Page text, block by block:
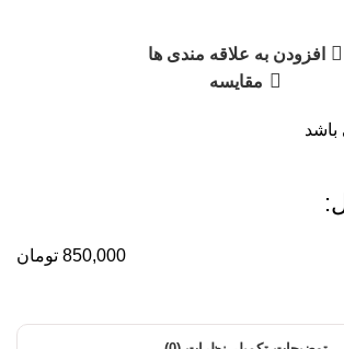
افزودن به علاقه مندی ها
مقایسه
باشد
850,000 تومان